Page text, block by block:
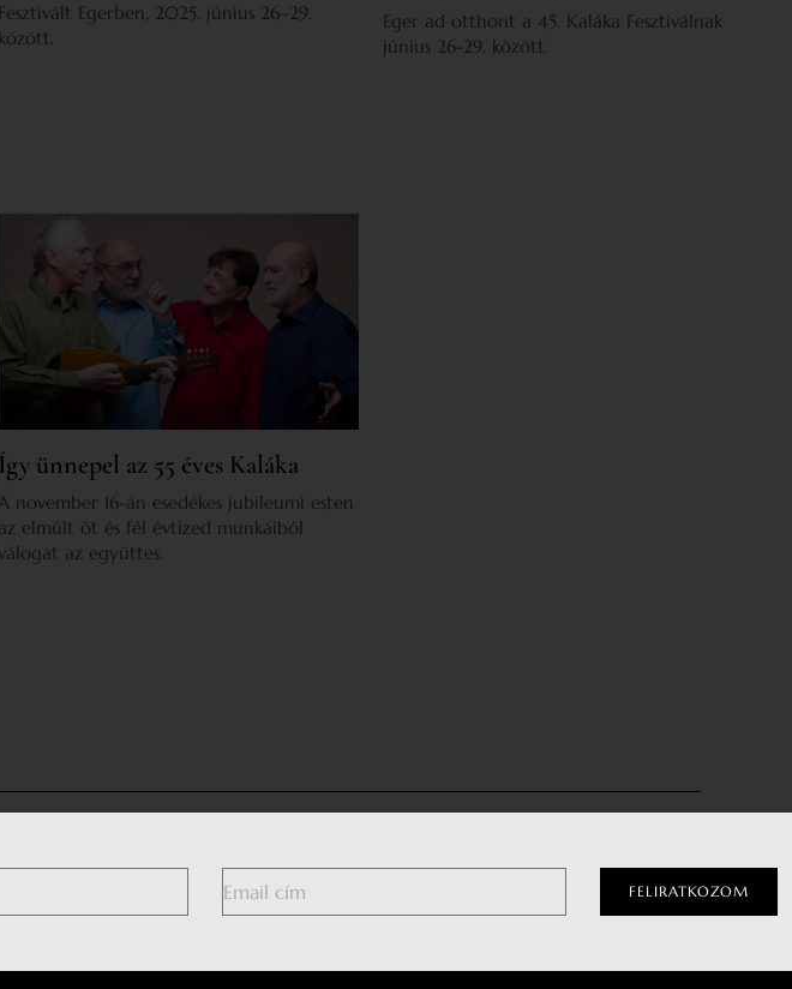
Fesztivált Egerben, 2025. június 26–29.
között.
Eger ad otthont a 45. Kaláka Fesztiválnak
június 26-29. között.
Így ünnepel az 55 éves Kaláka
november 16-án esedékes jubileumi esten
az elmúlt öt és fél évtized munkáiból
válogat az együttes.
Általános Szerződési Feltételek
Facebook
FELIRATKOZOM